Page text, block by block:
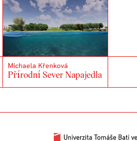
Michaela Křenková
Přírodní Sever Napajedla